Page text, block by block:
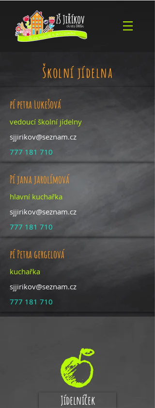
Školní jídelna
pí petra Lukešová
vedoucí školní jídelny
sjjirikov@seznam.cz
777 181 710
Pí jana jarolímová
hlavní kuchařka
sjjirikov@seznam.cz
777 181 710
pí Petra gergelová
kuchařka
sjjirikov@seznam.cz
777 181 710
Jídelníček